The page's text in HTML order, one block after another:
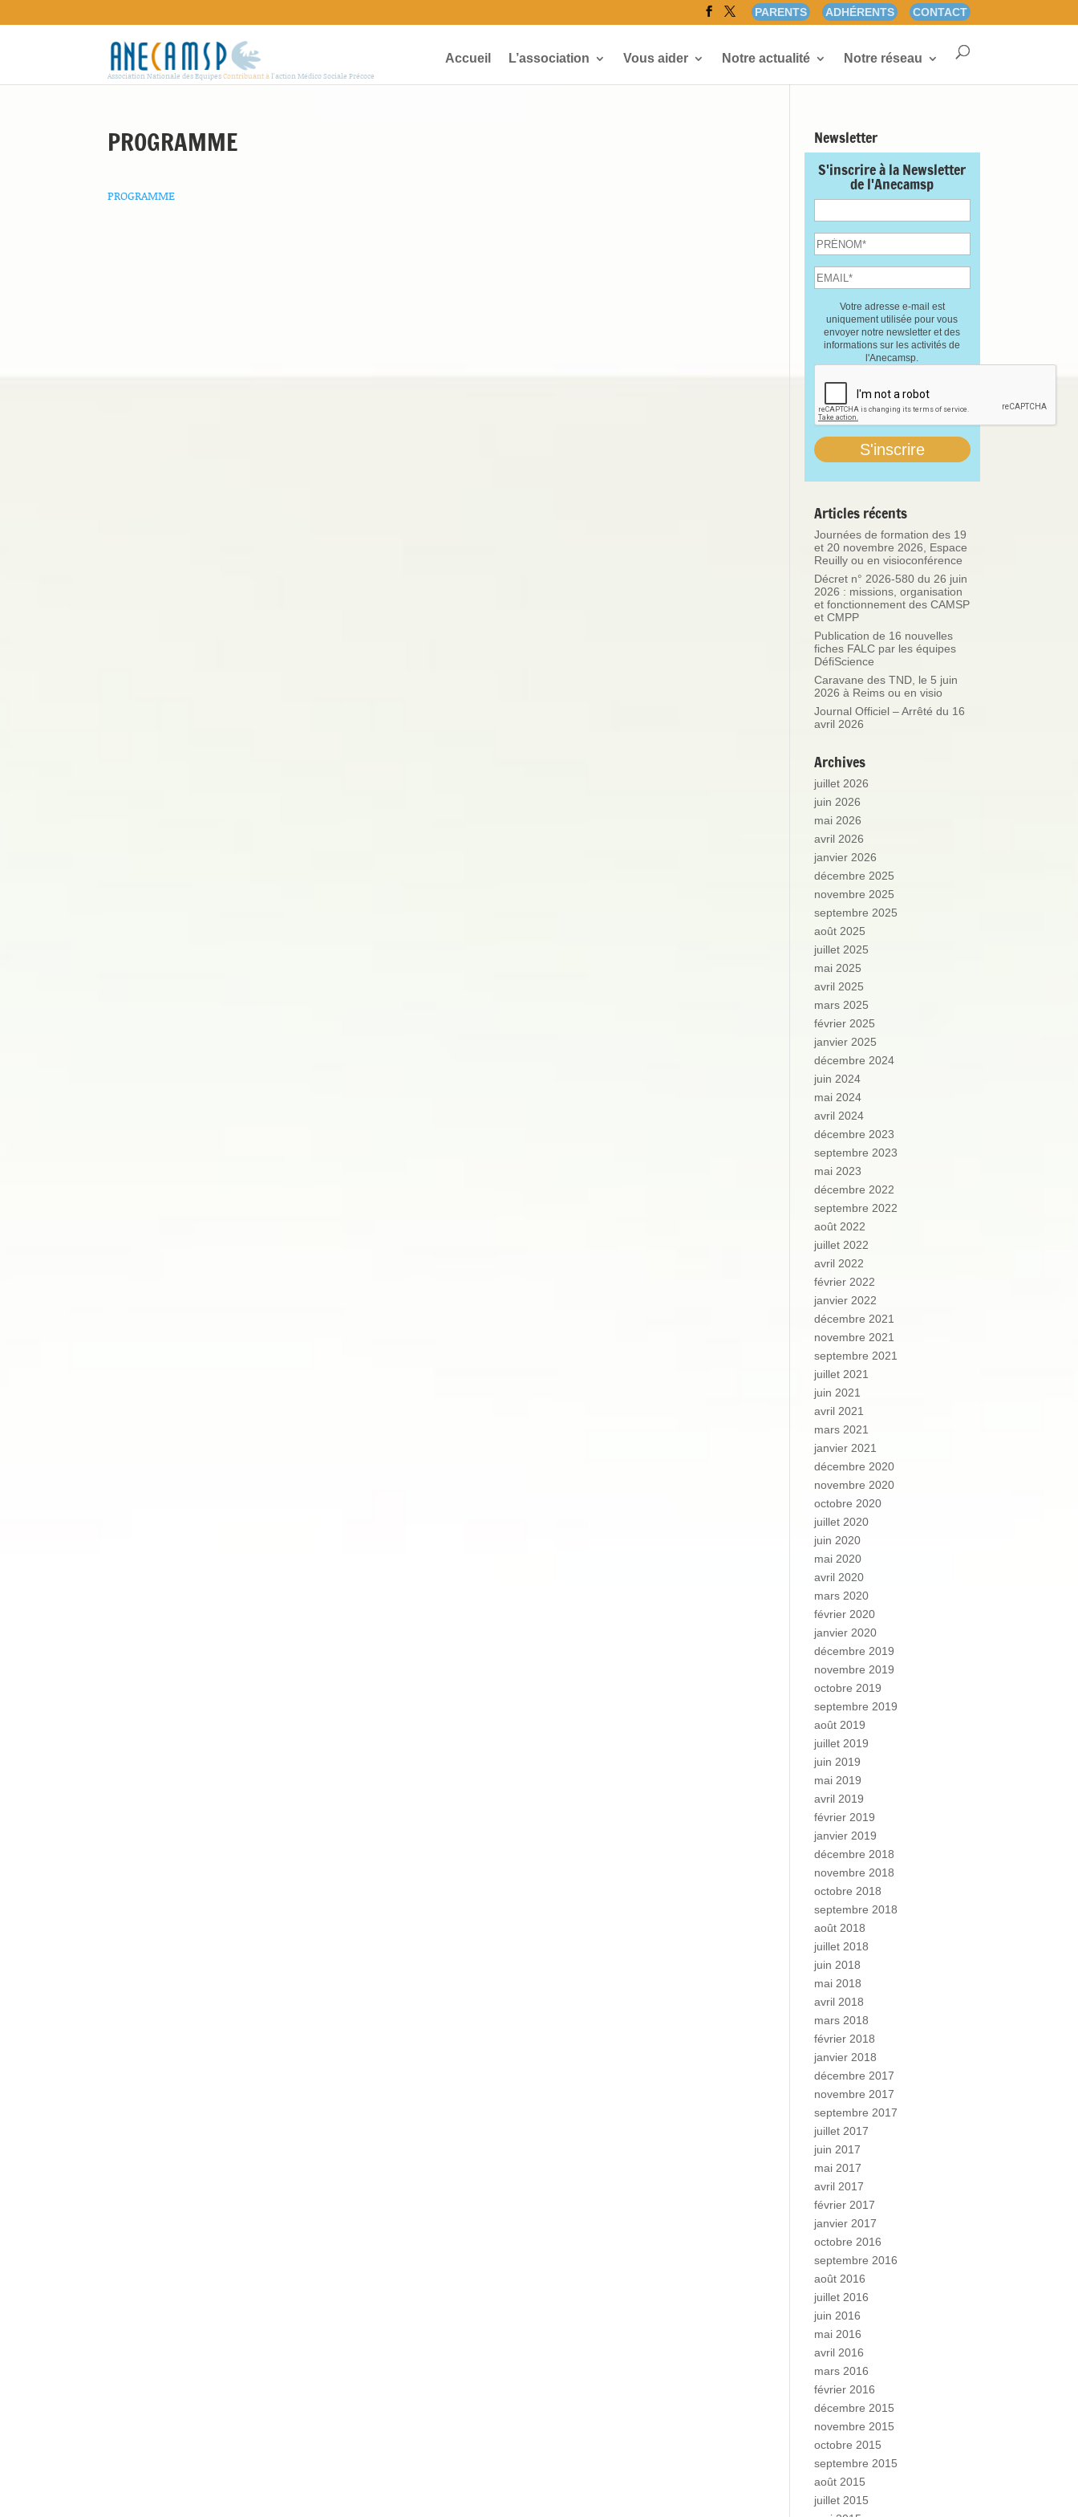
PARENTS ADHÉRENTS CONTACT
Association Nationale des EquipesContribuant àl'action Médico Sociale Précoce
Accueil L’association Vous aider Notre actualité Notre réseau
PROGRAMME
PROGRAMME
Newsletter
S'inscrire à la Newsletter
de l'Anecamsp
Votre adresse e-mail est
uniquement utilisée pour vous
envoyer notre newsletter et des
informations sur les activités de
l'Anecamsp.
Articles récents
Journées de formation des 19
et 20 novembre 2026, Espace
Reuilly ou en visioconférence
Décret n° 2026-580 du 26 juin
2026 : missions, organisation
et fonctionnement des CAMSP
et CMPP
Publication de 16 nouvelles
fiches FALC par les équipes
DéfiScience
Caravane des TND, le 5 juin
2026 à Reims ou en visio
Journal Officiel – Arrêté du 16
avril 2026
Archives
juillet 2026
juin 2026
mai 2026
avril 2026
janvier 2026
décembre 2025
novembre 2025
septembre 2025
août 2025
juillet 2025
mai 2025
avril 2025
mars 2025
février 2025
janvier 2025
décembre 2024
juin 2024
mai 2024
avril 2024
décembre 2023
septembre 2023
mai 2023
décembre 2022
septembre 2022
août 2022
juillet 2022
avril 2022
février 2022
janvier 2022
décembre 2021
novembre 2021
septembre 2021
juillet 2021
juin 2021
avril 2021
mars 2021
janvier 2021
décembre 2020
novembre 2020
octobre 2020
juillet 2020
juin 2020
mai 2020
avril 2020
mars 2020
février 2020
janvier 2020
décembre 2019
novembre 2019
octobre 2019
septembre 2019
août 2019
juillet 2019
juin 2019
mai 2019
avril 2019
février 2019
janvier 2019
décembre 2018
novembre 2018
octobre 2018
septembre 2018
août 2018
juillet 2018
juin 2018
mai 2018
avril 2018
mars 2018
février 2018
janvier 2018
décembre 2017
novembre 2017
septembre 2017
juillet 2017
juin 2017
mai 2017
avril 2017
février 2017
janvier 2017
octobre 2016
septembre 2016
août 2016
juillet 2016
juin 2016
mai 2016
avril 2016
mars 2016
février 2016
décembre 2015
novembre 2015
octobre 2015
septembre 2015
août 2015
juillet 2015